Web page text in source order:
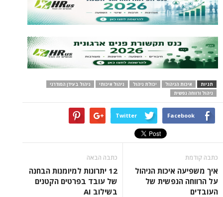
תגיות איכות הניהול יכולת ניהול ניהול איכותי
ניהול בעידן המודרני
ניהול ורווחה נפשית
Facebook
Twitter
כתבה קודמת
איך משפיעה איכות הניהול
על הרווחה הנפשית של
העובדים
כתבה הבאה
12 יתרונות למיומנות הבחנה
של עובד בפרטים הקטנים
בשילוב AI